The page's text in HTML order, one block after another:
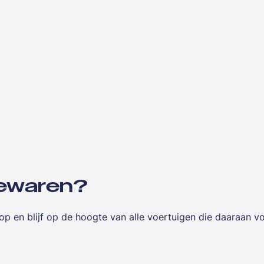
en blijf op de hoogte van alle voertuigen die daaraan